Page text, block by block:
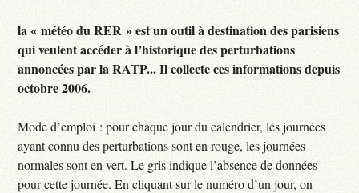
la « météo du RER » est un outil à destination des parisiens
qui veulent accéder à l’historique des perturbations
annoncées par la RATP... Il collecte ces informations depuis
octobre 2006.
Mode d’emploi : pour chaque jour du calendrier, les journées
ayant connu des perturbations sont en rouge, les journées
normales sont en vert. Le gris indique l’absence de données
pour cette journée. En cliquant sur le numéro d’un jour, on